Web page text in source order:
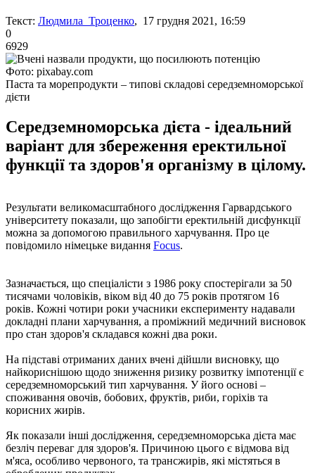
Текст: Людмила Троценко, 17 грудня 2021, 16:59
0
6929
Фото: pixabay.com
Паста та морепродукти – типові складові середземноморської
дієти
Середземноморська дієта - ідеальний
варіант для збереження еректильної
функції та здоров'я організму в цілому.
Результати великомасштабного дослідження Гарвардського
університету показали, що запобігти еректильній дисфункції
можна за допомогою правильного харчування. Про це
повідомило німецьке видання Focus.
Зазначається, що спеціалісти з 1986 року спостерігали за 50
тисячами чоловіків, віком від 40 до 75 років протягом 16
років. Кожні чотири роки учасники експерименту надавали
докладні плани харчування, а проміжний медичний висновок
про стан здоров'я складався кожні два роки.
На підставі отриманих даних вчені дійшли висновку, що
найкориснішою щодо зниження ризику розвитку імпотенції є
середземноморський тип харчування. У його основі –
споживання овочів, бобових, фруктів, риби, горіхів та
корисних жирів.
Як показали інші дослідження, середземноморська дієта має
безліч переваг для здоров'я. Причиною цього є відмова від
м'яса, особливо червоного, та трансжирів, які містяться в